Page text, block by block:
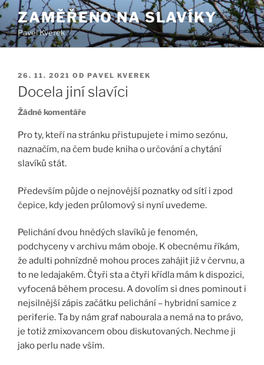
Přejít
k
obsahu
webu
ZAMĚŘENO NA SLAVÍKY
Pavel Kverek
PUBLIKOVÁNO
26. 11. 2021 OD PAVEL KVEREK
Docela jiní slavíci
Žádné komentářeu
s
názvem
slavíci
Pro ty, kteří na stránku přistupujete i mimo sezónu,
naznačím, na čem bude kniha o určování a chytání
slavíků stát.
Především půjde o nejnovější poznatky od sítí i zpod
čepice, kdy jeden průlomový si nyní uvedeme.
Pelichání dvou hnědých slavíků je fenomén,
podchyceny v archivu mám oboje. K obecnému říkám,
že adulti pohnízdně mohou proces zahájit již v červnu, a
to ne ledajakém. Čtyři sta a čtyři křídla mám k dispozici,
vyfocená během procesu. A dovolím si dnes pominout i
nejsilnější zápis začátku pelichání – hybridní samice z
periferie. Ta by nám graf nabourala a nemá na to právo,
je totiž zmixovancem obou diskutovaných. Nechme ji
jako perlu nade vším.